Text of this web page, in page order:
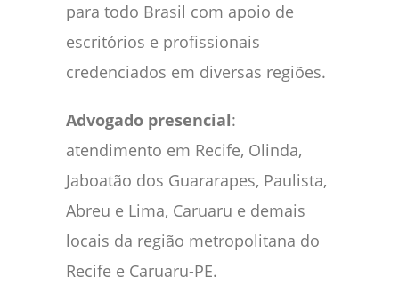
para todo Brasil com apoio de
escritórios e profissionais
credenciados em diversas regiões.
Advogado presencial:
atendimento em Recife, Olinda,
Jaboatão dos Guararapes, Paulista,
Abreu e Lima, Caruaru e demais
locais da região metropolitana do
Recife e Caruaru-PE.